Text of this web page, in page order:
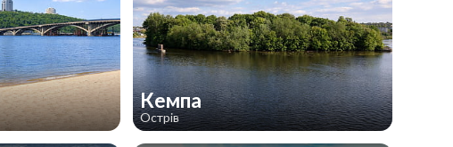
Кемпа
Острів